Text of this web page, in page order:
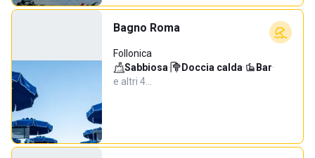
Bagno Roma
Follonica
Sabbiosa· Doccia calda· Bar·
e altri 4…